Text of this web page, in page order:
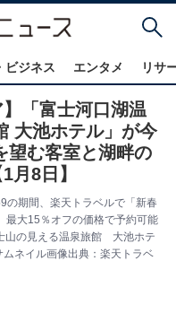
ビジネス エンタメ リサ
】「富士河口湖温
大池ホテル」が今
望む客室と湖畔の
月8日】
期間、楽天トラベルで「新春
最大15％オフの価格で予約可能
山の見える温泉旅館 大池ホテ
ネイル画像出典：楽天トラベ